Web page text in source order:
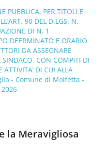
PUBBLICA, PER TITOLI E
90 DEL D.LGS. N.
DI N. 1
DEERMINATO E ORARIO
DA ASSEGNARE
SINDACO, CON COMPITI DI
ATTIVITA’ DI CUI ALLA
- Comune di Molfetta -
la Meravigliosa